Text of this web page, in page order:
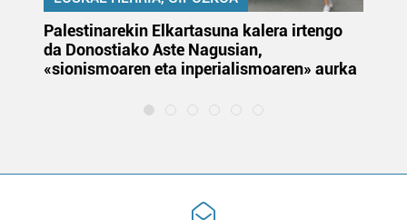
Palestinarekin Elkartasuna kalera irtengo
da Donostiako Aste Nagusian,
«sionismoaren eta inperialismoaren» aurka